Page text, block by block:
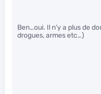
Ben…oui. Il n’y a plus de
drogues, armes etc…)